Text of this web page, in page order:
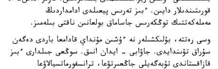
قورىتىندىلار دايىن. ءبىز تەرىس پيعىلدى ادامداردىڭ
مەملەكەتتىك توڭكەرىس جاساماق بولعانىن ناقتى بىلەمىز.
وسى رەتتە، بۇلىكشىلەر نە ءۇشىن مۇنداي قادامعا باردى دەگەن
سۇراق تۋىندايدى. جاۋابى - ايدان انىق. سوڭعى جىلدارى ءبىز
قازاقستاندى تۇبەگەيلى جاڭعىرتۋعا، ترانسفورماتسيالاۋعا